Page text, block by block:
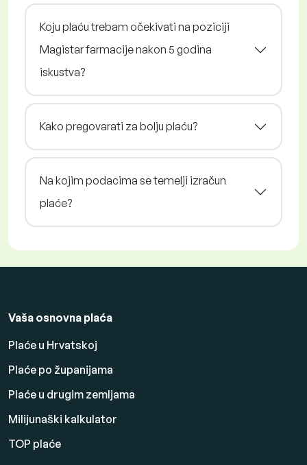
Koju plaću trebam očekivati na poziciji
Magistar farmacije nakon 5 godina
iskustva?
Kako pregovarati za bolju plaću?
Na kojim podacima se temelji izračun
plaće?
Vaša osnovna plaća
Plaće u Hrvatskoj
Plaće po županijama
Plaće u drugim zemljama
Milijunaški kalkulator
TOP plaće